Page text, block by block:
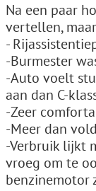
Na een paar
vertellen,
-
-Burmester
-Auto voelt
aan dan C-
-Zeer
-Meer dan
-Verbruik lijkt
vroeg om te
benzinemotor